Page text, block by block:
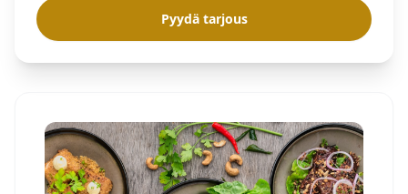
Pyydä tarjous